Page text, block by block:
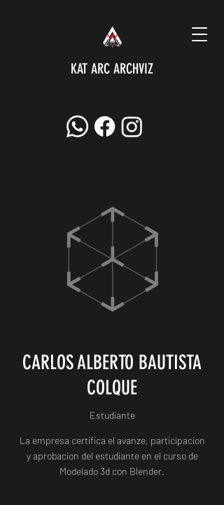
KAT ARC ARCHVIZ
CARLOS ALBERTO BAUTISTA
COLQUE
Estudiante
La empresa certifica el avanze, participacion
y aprobacion del estudiante en el curso de
Modelado 3d con Blender.